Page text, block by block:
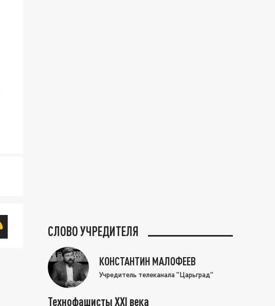
СЛОВО УЧРЕДИТЕЛЯ
КОНСТАНТИН МАЛОФЕЕВ
Учредитель телеканала "Царьград"
Технофашисты XXI века